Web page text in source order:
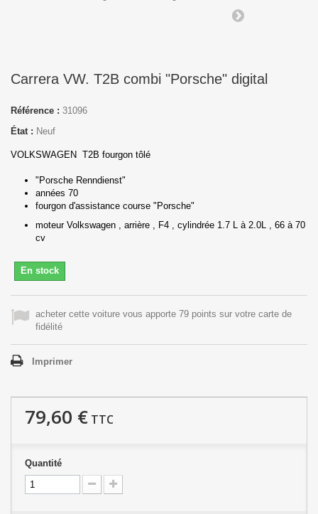
Carrera VW. T2B combi "Porsche" digital
Référence : 31096
État : Neuf
VOLKSWAGEN T2B fourgon tôlé
"Porsche Renndienst"
années 70
fourgon d'assistance course "Porsche"
moteur Volkswagen , arrière , F4 , cylindrée 1.7 L à 2.0L , 66 à 70
cv
En stock
acheter cette voiture vous apporte 79 points sur votre carte de
fidélité
Imprimer
79,60 € TTC
Quantité